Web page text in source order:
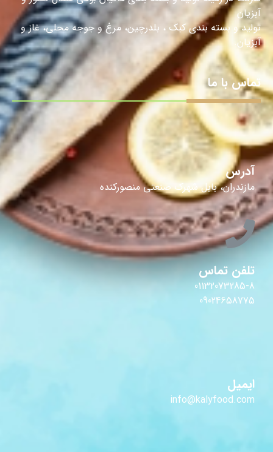
آبزیان
تولید و بسته بندی کبک ، بلدرچین، مرغ و جوجه محلی، غاز و
آبزیان.
تماس با ما
آدرس
مازندران، بابل شهرک صنعتی منصورکنده
تلفن تماس
01132073285-8
09024658775
ایمیل
info@kalyfood.com